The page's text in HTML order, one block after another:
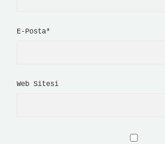
E-Posta*
Web Sitesi